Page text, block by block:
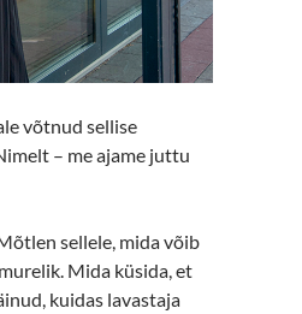
võtnud sellise
– me ajame juttu
sellele, mida võib
Mida küsida, et
kuidas lavastaja